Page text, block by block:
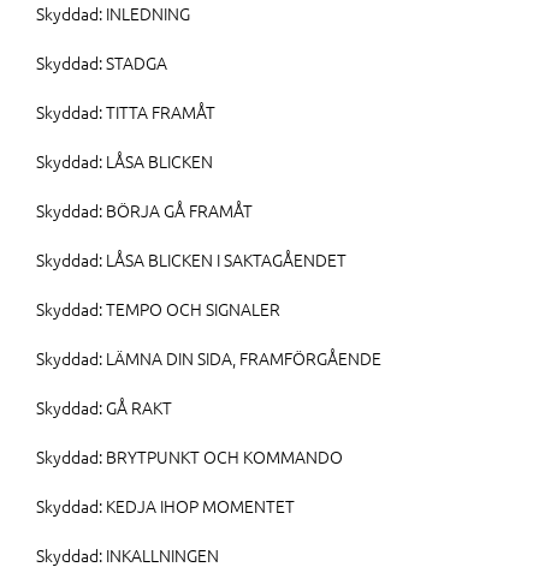
Skyddad: INLEDNING
Skyddad: STADGA
Skyddad: TITTA FRAMÅT
Skyddad: LÅSA BLICKEN
Skyddad: BÖRJA GÅ FRAMÅT
Skyddad: LÅSA BLICKEN I SAKTAGÅENDET
Skyddad: TEMPO OCH SIGNALER
Skyddad: LÄMNA DIN SIDA, FRAMFÖRGÅENDE
Skyddad: GÅ RAKT
Skyddad: BRYTPUNKT OCH KOMMANDO
Skyddad: KEDJA IHOP MOMENTET
Skyddad: INKALLNINGEN